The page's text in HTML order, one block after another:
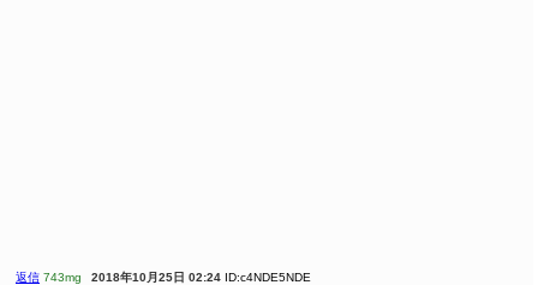
返信 743mg 2018年10月25日 02:24 ID:c4NDE5NDE